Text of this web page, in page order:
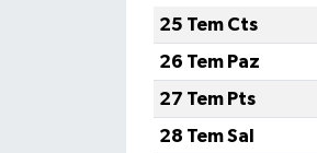
25 Tem Cts
26 Tem Paz
27 Tem Pts
28 Tem Sal